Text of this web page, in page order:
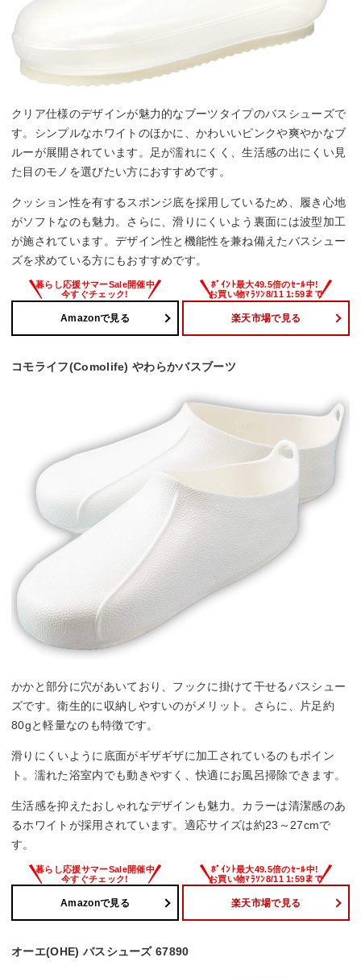
クリア仕様のデザインが魅力的なブーツタイプのバスシューズで
す。シンプルなホワイトのほかに、かわいいピンクや爽やかなブ
ルーが展開されています。足が濡れにくく、生活感の出にくい見
た目のモノを選びたい方におすすめです。
クッション性を有するスポンジ底を採用しているため、履き心地
がソフトなのも魅力。さらに、滑りにくいよう裏面には波型加工
が施されています。デザイン性と機能性を兼ね備えたバスシュー
ズを求めている方にもおすすめです。
Amazonで見る 楽天市場で見る
コモライフ(Comolife) やわらかバスブーツ
かかと部分に穴があいており、フックに掛けて干せるバスシュー
ズです。衛生的に収納しやすいのがメリット。さらに、片足約
80gと軽量なのも特徴です。
滑りにくいように底面がギザギザに加工されているのもポイン
ト。濡れた浴室内でも動きやすく、快適にお風呂掃除できます。
生活感を抑えたおしゃれなデザインも魅力。カラーは清潔感のあ
るホワイトが採用されています。適応サイズは約23～27cmで
す。
Amazonで見る 楽天市場で見る
オーエ(OHE) バスシューズ 67890